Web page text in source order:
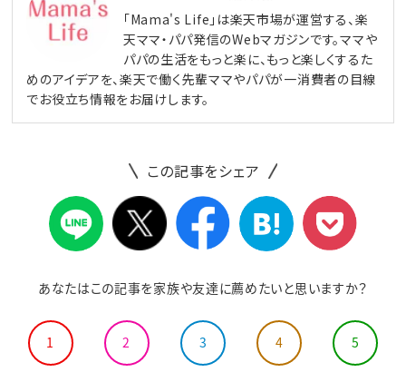
「Mama's Life」は楽天市場が運営する、楽
天ママ・パパ発信のWebマガジンです。ママや
パパの生活をもっと楽に、もっと楽しくするた
めのアイデアを、楽天で働く先輩ママやパパが一消費者の目線
でお役立ち情報をお届けします。
この記事をシェア
あなたはこの記事を家族や友達に薦めたいと思いますか？
1 2 3 4 5